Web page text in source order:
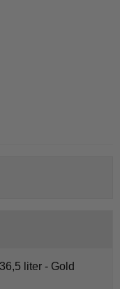
liter - Gold